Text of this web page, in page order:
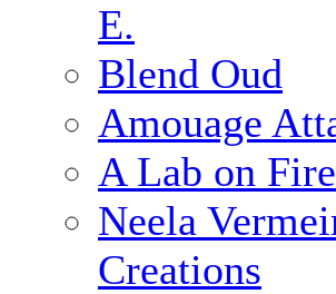
E.
Blend Oud
Amouage
A Lab on Fire
Neela
Creations